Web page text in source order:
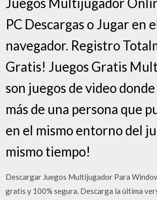
PC Descargas o Jugar en
navegador. Registro
Gratis! Juegos Gratis
son juegos de video
más de una persona que
en el mismo entorno del
mismo tiempo!
Descargar Juegos Multijugador Para
gratis y 100% segura. Descarga la última